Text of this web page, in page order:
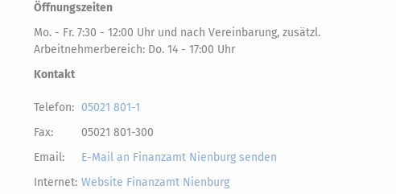
Öffnungszeiten
Mo. - Fr. 7:30 - 12:00 Uhr und nach Vereinbarung, zusätzl.
Arbeitnehmerbereich: Do. 14 - 17:00 Uhr
Kontakt
Telefon: 05021 801-1
Fax:
05021 801-300
Email:
E-Mail an Finanzamt Nienburg senden
Internet: Website Finanzamt Nienburg